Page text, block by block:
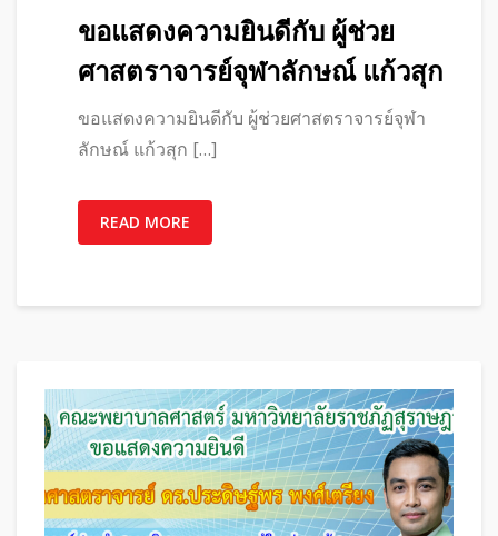
ขอแสดงความยินดีกับ ผู้ช่วย
ศาสตราจารย์จุฬาลักษณ์ แก้วสุก
ขอแสดงความยินดีกับ ผู้ช่วยศาสตราจารย์จุฬา
ลักษณ์ แก้วสุก […]
READ MORE